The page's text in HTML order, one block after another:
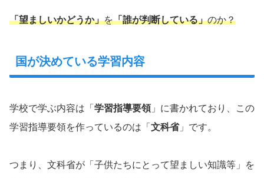
「望ましいかどうか」を「誰が判断している」のか？
国が決めている学習内容
学校で学ぶ内容は「 学習指導要領」に書かれており、この
学習指導要領を作っているのは「 文科省」です。
つまり、文科省が「子供たちにとって望ましい知識等」を